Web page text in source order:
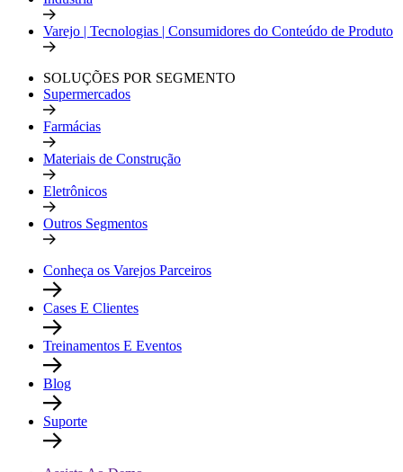
Varejo | Tecnologias | Consumidores do Conteúdo de Produto
SOLUÇÕES POR SEGMENTO
Supermercados
Farmácias
Materiais de Construção
Eletrônicos
Outros Segmentos
Conheça os Varejos Parceiros
Cases E Clientes
Treinamentos E Eventos
Blog
Suporte